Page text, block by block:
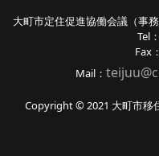
大町市定住促進協働会議（事
Tel
Fax
Mail：
Copyright © 2021 大町市移